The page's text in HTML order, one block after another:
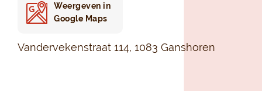
Weergeven in
Google Maps
Vandervekenstraat 114, 1083 Ganshoren